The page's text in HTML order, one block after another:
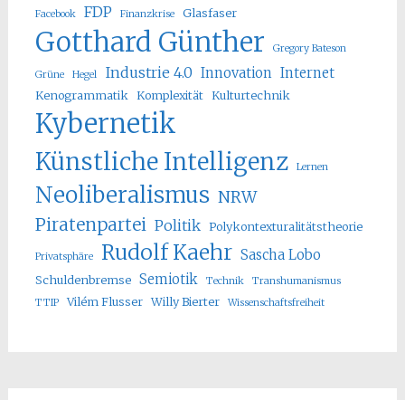
Facebook FDP Finanzkrise Glasfaser
Gotthard Günther Gregory Bateson
Grüne Hegel Industrie 4.0 Innovation Internet
Kenogrammatik Komplexität Kulturtechnik
Kybernetik
Künstliche Intelligenz Lernen
Neoliberalismus NRW
Piratenpartei Politik Polykontexturalitätstheorie
Privatsphäre Rudolf Kaehr Sascha Lobo
Schuldenbremse Semiotik Technik
Transhumanismus
TTIP
Vilém Flusser Willy Bierter Wissenschaftsfreiheit